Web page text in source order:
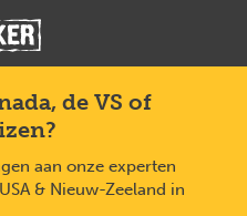
de VS of
aan onze experten
& Nieuw-Zeeland in